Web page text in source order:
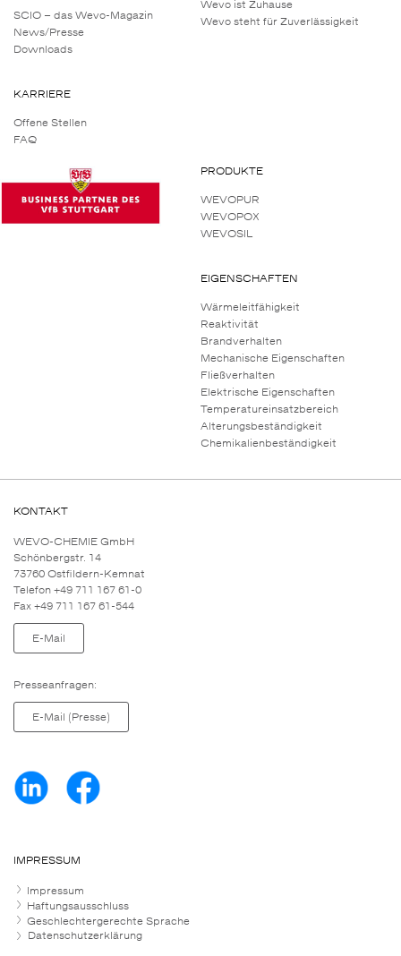
SCIO – das Wevo-Magazin
News/Presse
Downloads
KARRIERE
Offene Stellen
FAQ
Wevo ist Zuhause
Wevo steht für Zuverlässigkeit
PRODUKTE
WEVOPUR
WEVOPOX
WEVOSIL
EIGENSCHAFTEN
Wärmeleitfähigkeit
Reaktivität
Brandverhalten
Mechanische Eigenschaften
Fließverhalten
Elektrische Eigenschaften
Temperatureinsatzbereich
Alterungsbeständigkeit
Chemikalienbeständigkeit
KONTAKT
WEVO-CHEMIE GmbH
Schönbergstr. 14
73760 Ostfildern-Kemnat
Telefon +49 711 167 61-0
Fax +49 711 167 61-544
E-Mail
Presseanfragen:
E-Mail (Presse)
IMPRESSUM
Impressum
Haftungsausschluss
Geschlechtergerechte Sprache
Datenschutzerklärung